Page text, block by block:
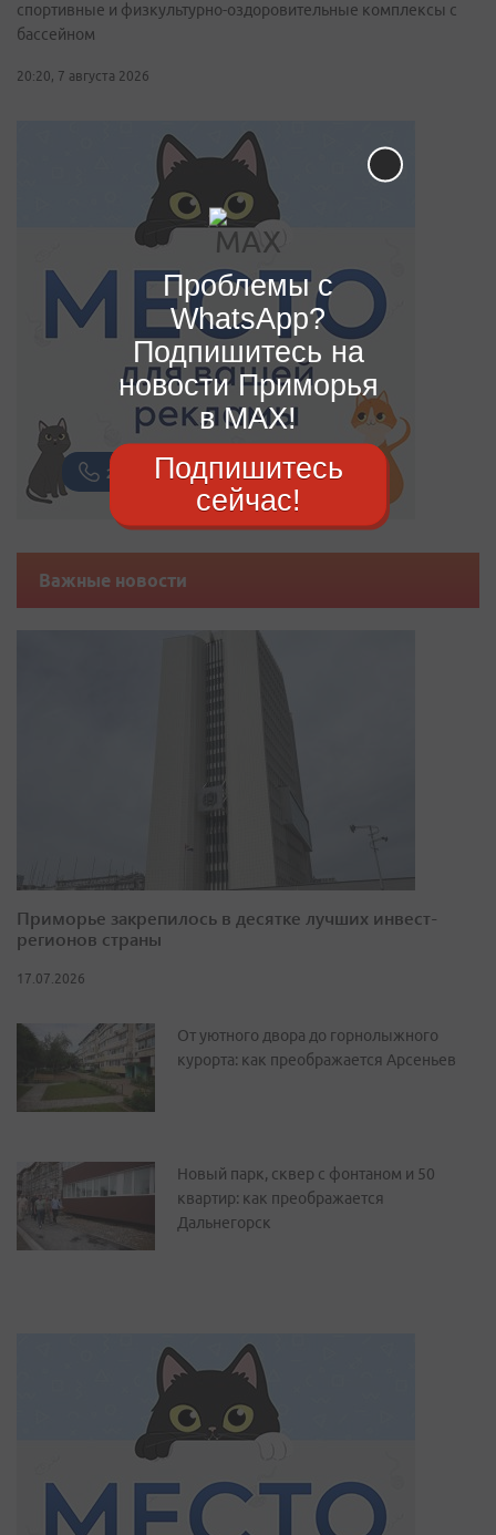
спортивные и физкультурно-оздоровительные комплексы с
бассейном
20:20, 7 августа 2026
Важные новости
Приморье закрепилось в десятке лучших инвест-
регионов страны
17.07.2026
От уютного двора до горнолыжного
курорта: как преображается Арсеньев
Новый парк, сквер с фонтаном и 50
квартир: как преображается
Дальнегорск
Проблемы с
WhatsApp?
Подпишитесь на
новости Приморья
в MAX!
Подпишитесь
сейчас!